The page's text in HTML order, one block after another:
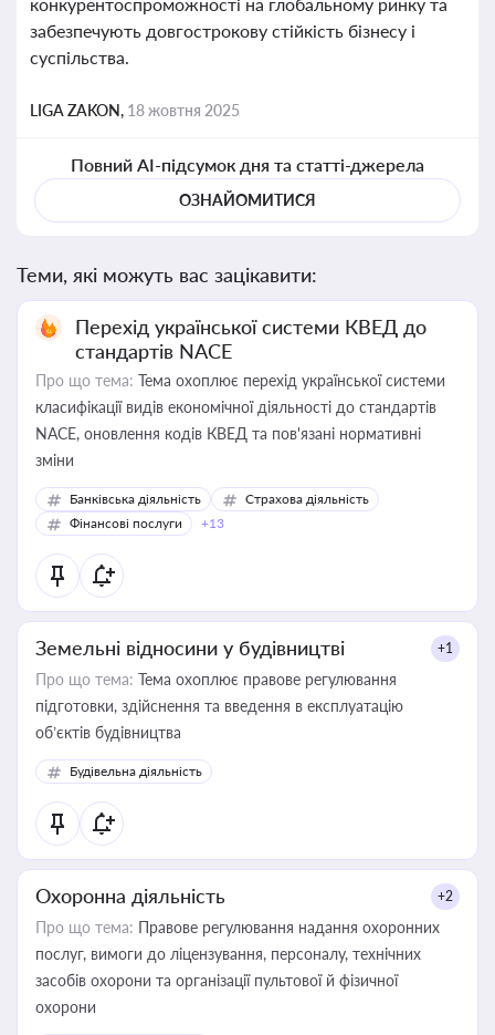
забезпечують довгострокову стійкість бізнесу і
суспільства.
LIGA ZAKON, 18 жовтня 2025
Повний AI-підсумок дня та статті-джерела
ОЗНАЙОМИТИСЯ
Теми, які можуть вас зацікавити:
Перехід української системи КВЕД до
стандартів NACE
Про що тема: Тема охоплює перехід української системи
класифікації видів економічної діяльності до стандартів
NACE, оновлення кодів КВЕД та пов'язані нормативні
зміни
Банківська діяльність
Страхова діяльність
Фінансові послуги
+13
Земельні відносини у будівництві +1
Про що тема: Тема охоплює правове регулювання
підготовки, здійснення та введення в експлуатацію
об’єктів будівництва
Будівельна діяльність
Охоронна діяльність +2
Про що тема: Правове регулювання надання охоронних
послуг, вимоги до ліцензування, персоналу, технічних
засобів охорони та організації пультової й фізичної
охорони